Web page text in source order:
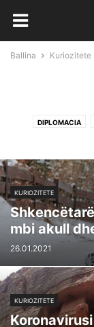
Ballina Kuriozitete
DIPLOMACIA
KURIOZITETE
mbi akull
26.01.2021
KURIOZITETE